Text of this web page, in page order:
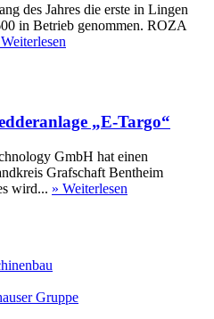
des Jahres die erste in Lingen
in Betrieb genommen. ROZA
„E-Targo“
GmbH hat einen
Grafschaft Bentheim
wird... » Weiterlesen
Gruppe